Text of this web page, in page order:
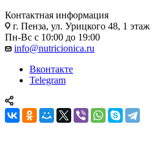
Контактная информация
г. Пенза, ул. Урицкого 48, 1 этаж
Пн-Вс с 10:00 до 19:00
info@nutricionica.ru
Вконтакте
Telegram